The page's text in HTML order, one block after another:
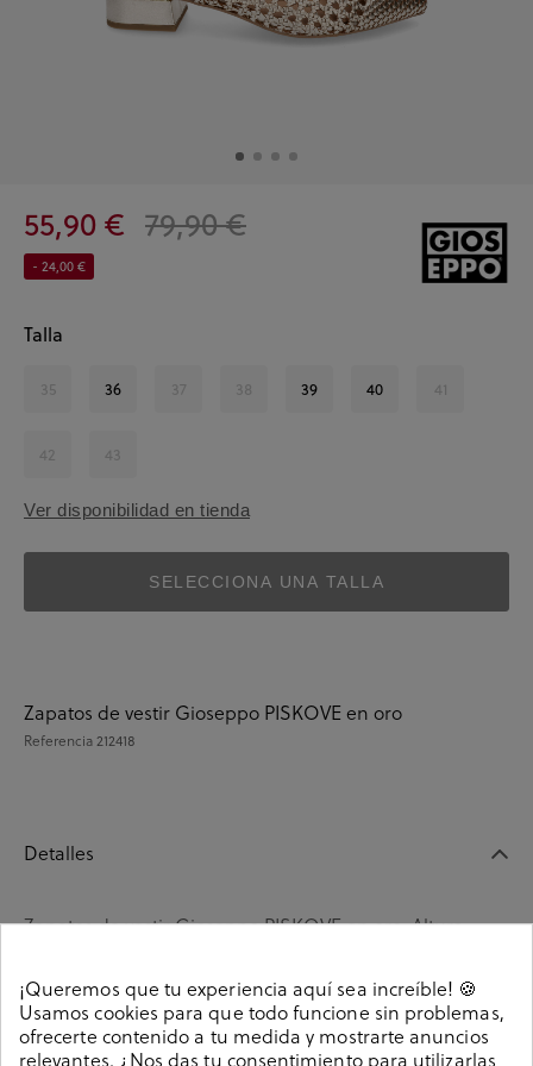
55,90 € 79,90 €
- 24,00 €
Talla
35 36 37 38 39 40 41
42 43
Ver disponibilidad en tienda
SELECCIONA UNA TALLA
Zapatos de vestir Gioseppo PISKOVE en oro
Referencia212418
Detalles
Zapatos de vestir Gioseppo PISKOVE en oro. Altura
extraible.
Referencia212418
¡Queremos que tu experiencia aquí sea increíble! 🍪
Usamos cookies para que todo funcione sin problemas,
ofrecerte contenido a tu medida y mostrarte anuncios
relevantes. ¿Nos das tu consentimiento para utilizarlas